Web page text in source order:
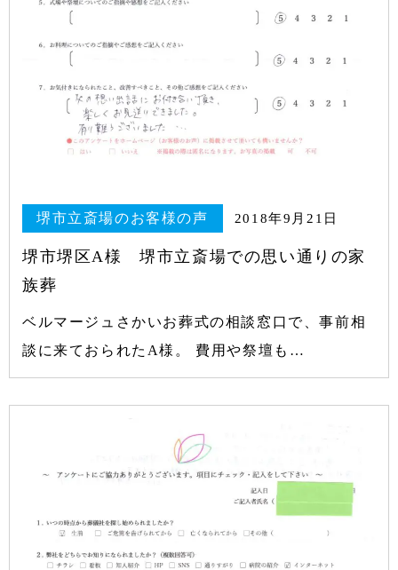
堺市立斎場のお客様の声 2018年9月21日
堺市堺区A様 堺市立斎場での思い通りの家
族葬
ベルマージュさかいお葬式の相談窓口で、事前相
談に来ておられたA様。 費用や祭壇も…